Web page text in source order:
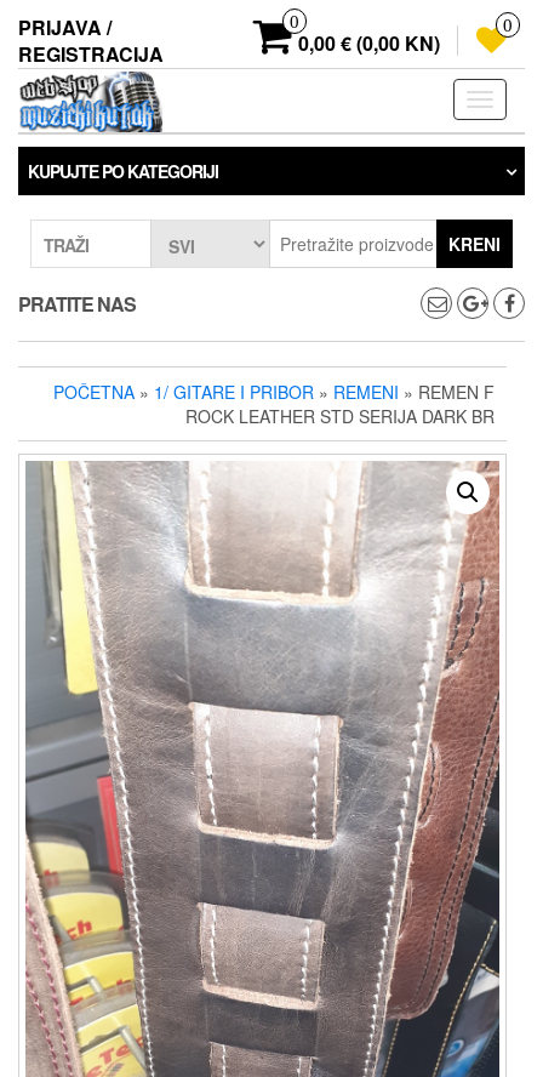
sadržaj
PRIJAVA /
REGISTRACIJA
0
0,00 € (0,00 KN)
0
KUPUJTE PO KATEGORIJI
TRAŽI KRENI
PRATITE NAS
POČETNA » 1/ GITARE I PRIBOR » REMENI » REMEN F
ROCK LEATHER STD SERIJA DARK BR